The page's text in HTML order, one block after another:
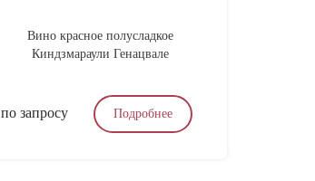
Вино красное полусладкое
Киндзмараули Генацвале
по запросу Подробнее